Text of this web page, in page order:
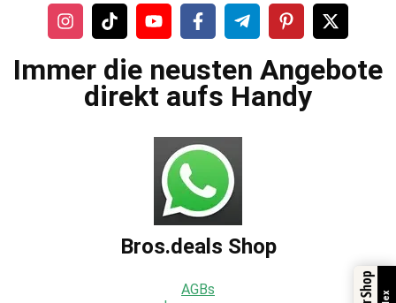
Immer die neusten Angebote
direkt aufs Handy
Bros.deals Shop
AGBs